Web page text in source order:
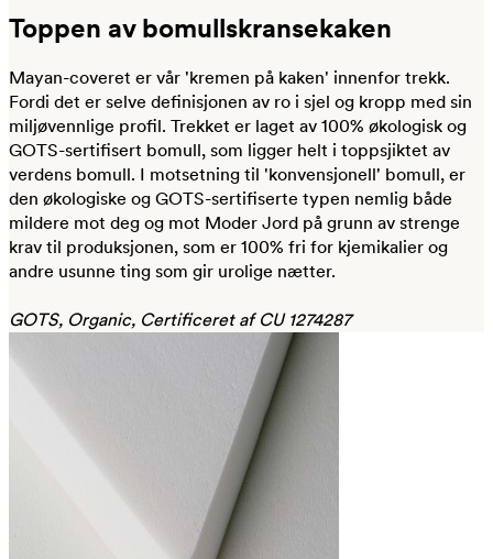
Toppen av bomullskransekaken
Mayan-coveret er vår 'kremen på kaken' innenfor trekk.
Fordi det er selve definisjonen av ro i sjel og kropp med sin
miljøvennlige profil. Trekket er laget av 100% økologisk og
GOTS-sertifisert bomull, som ligger helt i toppsjiktet av
verdens bomull. I motsetning til 'konvensjonell' bomull, er
den økologiske og GOTS-sertifiserte typen nemlig både
mildere mot deg og mot Moder Jord på grunn av strenge
krav til produksjonen, som er 100% fri for kjemikalier og
andre usunne ting som gir urolige nætter.
GOTS, Organic, Certificeret af CU 1274287